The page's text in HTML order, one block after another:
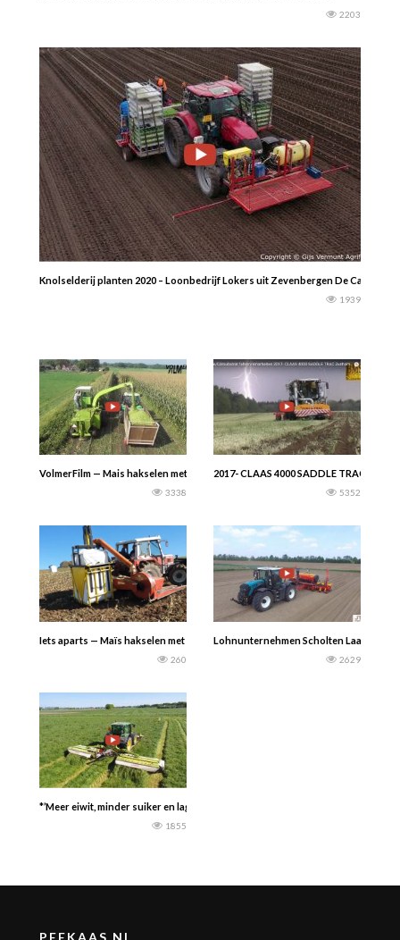
2203
Knolselderij planten 2020 – Loonbedrijf Lokers uit Zevenbergen De Case
1939
VolmerFilm — Mais hakselen met Buurman & Buurman uit Markvelde en “De
3338
2017- CLAAS 4000 SADDLE TRAC
5352
Iets aparts — Maïs hakselen met een Steyr 8055, een PZ MH80 maïshakselaar
260
Lohnunternehmen Scholten Laar (D)
2629
*’Meer eiwit, minder suiker en lagere voederwaarde in eerste snede kuilen’
1855